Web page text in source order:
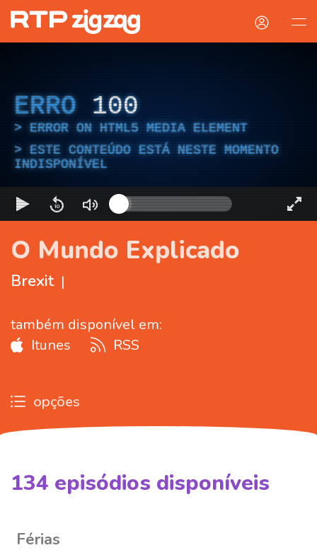
ERRO 100
ERROR ON HTML5 MEDIA ELEMENT
ESTE CONTEÚDO ESTÁ NESTE MOMENTO
INDISPONÍVEL
O Mundo Explicado
Brexit |
também disponível em:
Itunes
RSS
opções
134 episódios disponíveis
Férias